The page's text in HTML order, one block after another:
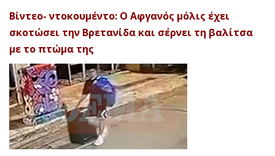
Βίντεο- ντοκουμέντο: Ο Αφγανός μόλις έχει
σκοτώσει την Βρετανίδα και σέρνει τη βαλίτσα
με το πτώμα της